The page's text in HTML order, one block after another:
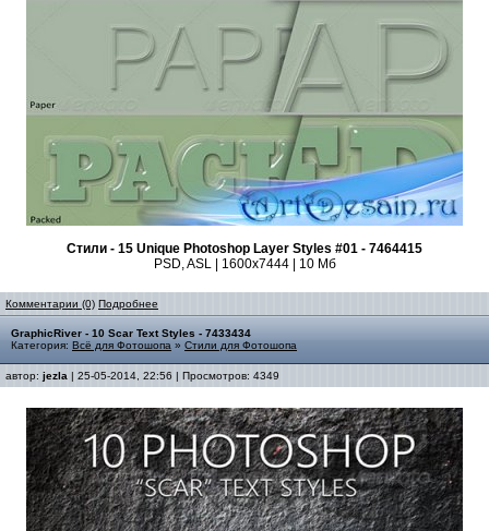
Стили - 15 Unique Photoshop Layer Styles #01 - 7464415
PSD, ASL | 1600x7444 | 10 Мб
Комментарии (0) Подробнее
GraphicRiver - 10 Scar Text Styles - 7433434
Категория: Всё для Фотошопа » Стили для Фотошопа
автор: jezla | 25-05-2014, 22:56 | Просмотров: 4349